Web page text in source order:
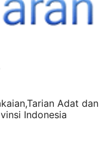
Adat dan
Indonesia